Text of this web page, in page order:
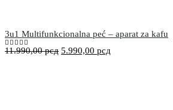
3u1 Multifunkcionalna peć – aparat za kafu
5.00out of 5
11.990,00рсд 5.990,00 рсд